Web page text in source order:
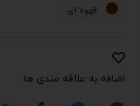
قهوه ای
اضافه به علاقه مندی ها